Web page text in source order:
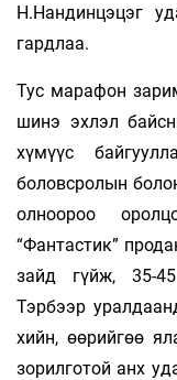
Н.Нан­динцэцэг
гардлаа.
Тус марафон
шинэ эхлэл
хүмүүс
боловсролын
олноороо
“Фантастик”
зайд гүйж, 35-
Тэрбээр
хийн, өөрийгөө
зорилготой анх